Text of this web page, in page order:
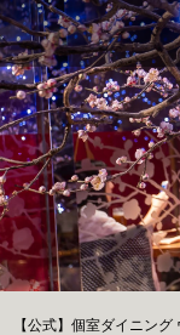
【公式】個室ダイニン